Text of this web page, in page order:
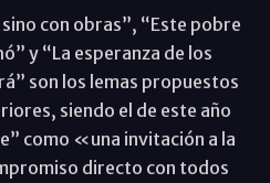
con obras”, “Este pobre
y “La esperanza de los
son los lemas propuestos
siendo el de este año
como «una invitación a la
directo con todos